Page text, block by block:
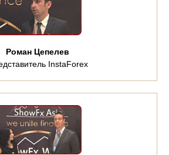
Роман Цепелев
InstaForex